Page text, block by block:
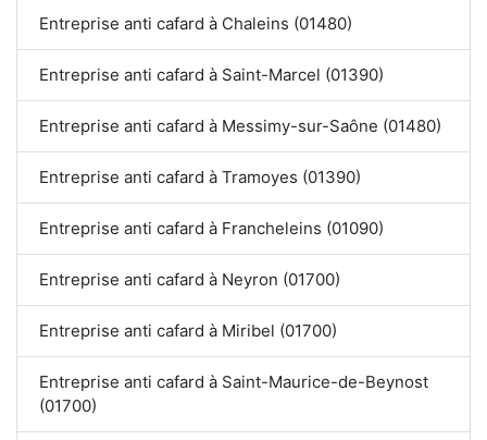
Entreprise anti cafard à Chaleins (01480)
Entreprise anti cafard à Saint-Marcel (01390)
Entreprise anti cafard à Messimy-sur-Saône (01480)
Entreprise anti cafard à Tramoyes (01390)
Entreprise anti cafard à Francheleins (01090)
Entreprise anti cafard à Neyron (01700)
Entreprise anti cafard à Miribel (01700)
Entreprise anti cafard à Saint-Maurice-de-Beynost
(01700)